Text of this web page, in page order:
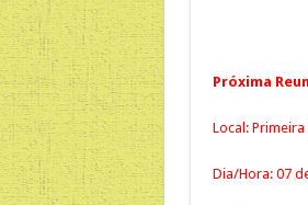
Próxima
Local:
Dia/Hora: 07